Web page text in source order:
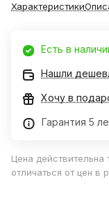
Характеристики
Есть в
Нашли
Хочу в
Гарантия 5
Цена
отличаться от цен в